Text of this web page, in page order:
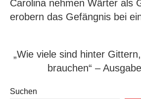
Carolina nehmen Wärter als
erobern das Gefängnis bei
„Wie viele sind hinter
brauchen“ –
Suchen